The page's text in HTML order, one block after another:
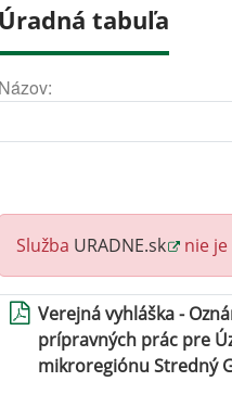
Úradná tabuľa
Názov:
Služba URADNE.sk nie
Verejná vyhláška -
prípravných prác pre
mikroregiónu Stredný